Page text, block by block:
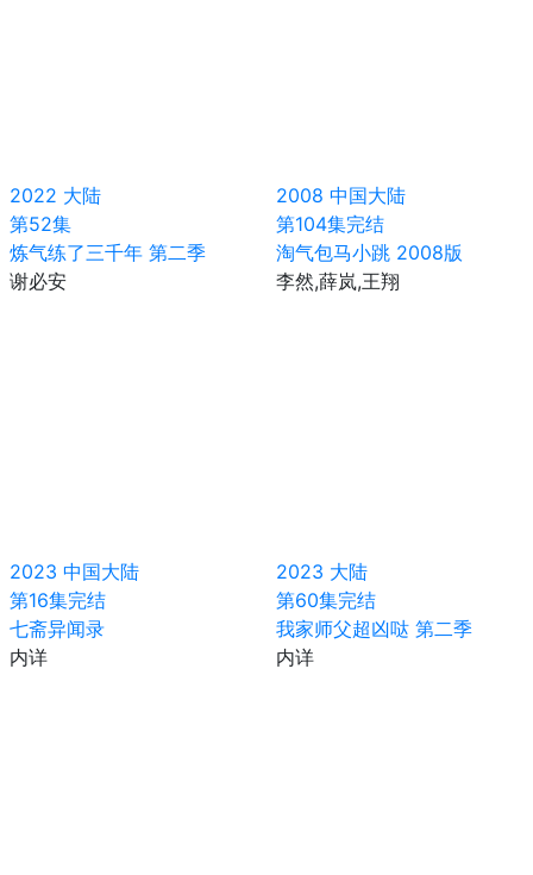
2022 大陆
第52集
炼气练了三千年 第二季
谢必安
2008 中国大陆
第104集完结
淘气包马小跳 2008版
李然,薛岚,王翔
2023 中国大陆
第16集完结
七斋异闻录
内详
2023 大陆
第60集完结
我家师父超凶哒 第二季
内详